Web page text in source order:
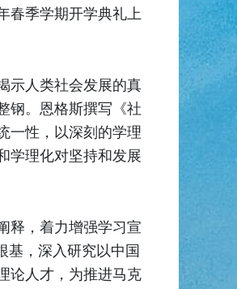
春季学期开学典礼上
示人类社会发展的真
钢。恩格斯撰写《社
一性，以深刻的学理
学理化对坚持和发展
释，着力增强学习宣
基，深入研究以中国
论人才，为推进马克